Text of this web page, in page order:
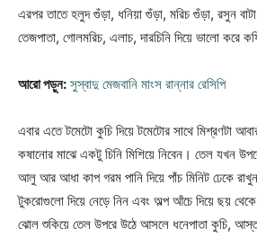
এরপর তাতে হলুদ গুঁড়া, ধনিয়া গুঁড়া, মরিচ গুঁড়া, রসুন
তেজপাতা, গোলমরিচ, এলাচ, দারচিনি দিয়ে ভালো করে
আরো পড়ুন: সুস্বাদু মেজবানি মাংস রান্নার রেসিপি
এবার এতে টমেটো কুচি দিয়ে টমেটোর সাথে মিশ্রণটা
কষানোর মাঝে একটু চিনি মিশিয়ে নিবেন। তেল যখন
আলু আর আধা কাপ গরম পানি দিয়ে পাঁচ মিনিট ঢেকে
টুকরোগুলো দিয়ে নেড়ে নিন এবং অল্প আঁচে দিয়ে ছয় থেকে
ঝোল শুকিয়ে তেল উপরে উঠে আসলে ধনেপাতা কুচি, আস্ত